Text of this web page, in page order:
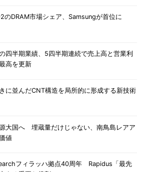
のDRAM市場シェア、Samsungが首位に
四半期業績、5四半期連続で売上高と営業利
高を更新
に並んだCNT構造を局所的に形成する新技術
大国へ 埋蔵量だけじゃない、南鳥島レアア
値
フィラッハ拠点40周年 Rapidus「最先